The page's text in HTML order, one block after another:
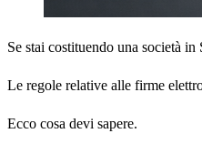
Se stai costituendo una società
Le regole relative alle firme
Ecco cosa devi sapere.